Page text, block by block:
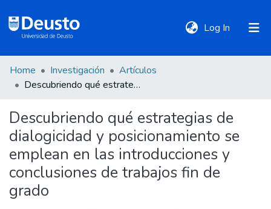
Log In (current)
DeustoTeka
Communities
&
Collections
All of DSpace
Home Investigación
Artículos
Descubriendo qué estrategias de dialogicidad y posicionamiento se emplean en las introducciones y conclusiones de trabajos fin de grado
Descubriendo qué estrategias de
dialogicidad y posicionamiento se
emplean en las introducciones y
conclusiones de trabajos fin de
grado